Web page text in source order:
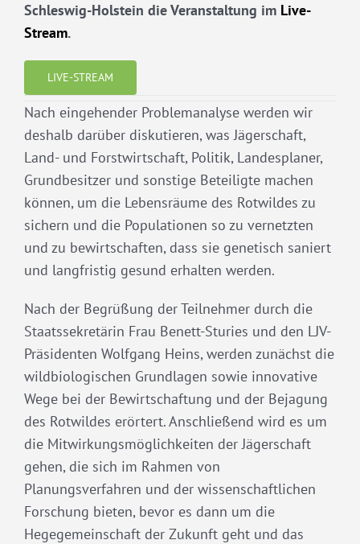
Schleswig-Holstein die Veranstaltung im Live-
Stream.
LIVE-STREAM
Nach eingehender Problemanalyse werden wir
deshalb darüber diskutieren, was Jägerschaft,
Land- und Forstwirtschaft, Politik, Landesplaner,
Grundbesitzer und sonstige Beteiligte machen
können, um die Lebensräume des Rotwildes zu
sichern und die Populationen so zu vernetzten
und zu bewirtschaften, dass sie genetisch saniert
und langfristig gesund erhalten werden.
Nach der Begrüßung der Teilnehmer durch die
Staatssekretärin Frau Benett-Sturies und den LJV-
Präsidenten Wolfgang Heins, werden zunächst die
wildbiologischen Grundlagen sowie innovative
Wege bei der Bewirtschaftung und der Bejagung
des Rotwildes erörtert. Anschließend wird es um
die Mitwirkungsmöglichkeiten der Jägerschaft
gehen, die sich im Rahmen von
Planungsverfahren und der wissenschaftlichen
Forschung bieten, bevor es dann um die
Hegegemeinschaft der Zukunft geht und das